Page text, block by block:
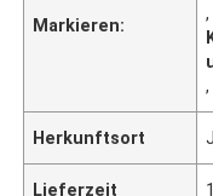
Markieren:
,
,
Herkunftsort
Lieferzeit